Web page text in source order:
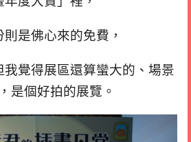
則是佛心來的免費，
我覺得展區還算蠻大的、場景
是個好拍的展覽。